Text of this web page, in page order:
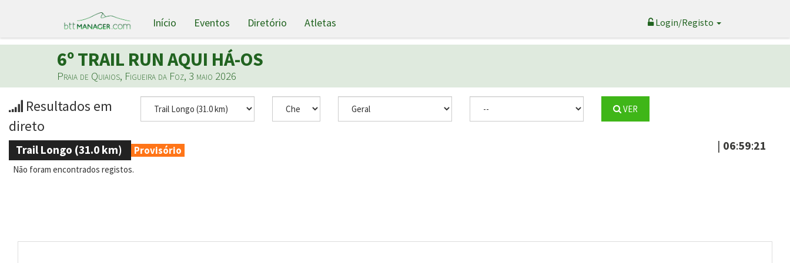
Início Eventos Diretório Atletas Login/Registo
6º TRAIL RUN AQUI HÁ-OS
Praia de Quiaios, Figueira da Foz, 3 maio 2026
Resultados em
direto
VER
Trail Longo (31.0 km) Provisório | 06:59:21
Não foram encontrados registos.